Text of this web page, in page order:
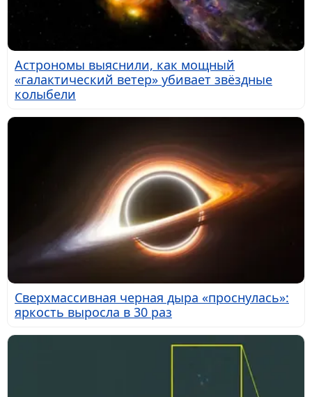
Астрономы выяснили, как мощный
«галактический ветер» убивает звёздные
колыбели
Сверхмассивная черная дыра «проснулась»:
яркость выросла в 30 раз